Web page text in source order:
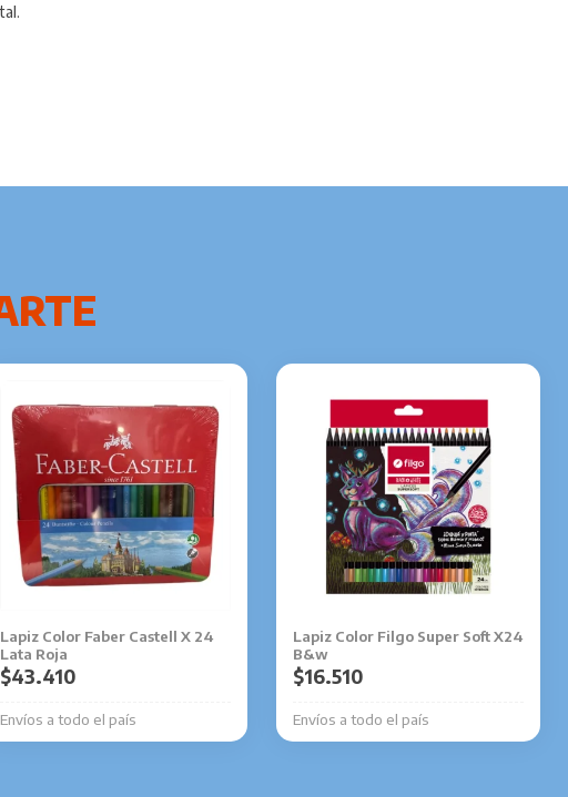
Lapiz Color Faber Castell X 24
Lata Roja
Envíos a todo el país
$43.410
Lapiz Color Filgo Super Soft X24
B&w
Envíos a todo el país
$16.510